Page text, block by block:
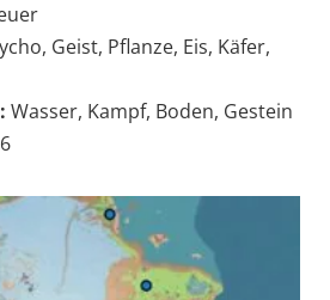
Geist, Pflanze, Eis, Käfer,
Wasser, Kampf, Boden, Gestein